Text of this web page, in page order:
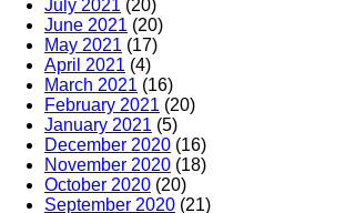
July 2021 (20)
June 2021 (20)
May 2021 (17)
April 2021 (4)
March 2021 (16)
February 2021 (20)
January 2021 (5)
December 2020 (16)
November 2020 (18)
October 2020 (20)
September 2020 (21)